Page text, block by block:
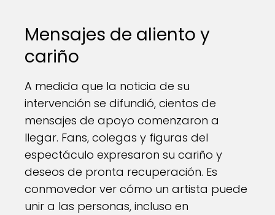
Mensajes de aliento y
cariño
A medida que la noticia de su
intervención se difundió, cientos de
mensajes de apoyo comenzaron a
llegar. Fans, colegas y figuras del
espectáculo expresaron su cariño y
deseos de pronta recuperación. Es
conmovedor ver cómo un artista puede
unir a las personas, incluso en